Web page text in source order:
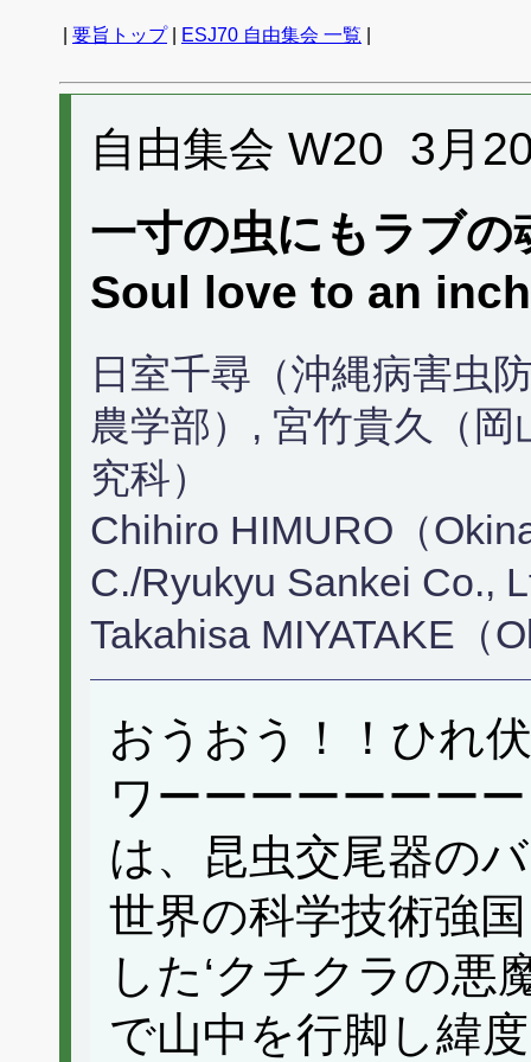
要旨トップ| ESJ70 自由集会 一覧
自由集会 W20 3月
一寸の虫にもラブの
Soul love to an
日室千尋（沖縄病害虫
農学部）, 宮竹貴久（
究科）
Chihiro HIMURO（
C./Ryukyu Sankei Co.,
Takahisa MIYATAKE（
おうおう！！ひれ
ワーーーーーーー
は、昆虫交尾器の
世界の科学技術強
した‘クチクラの悪
で山中を行脚し緯